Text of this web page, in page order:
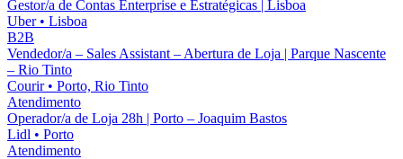
Gestor/a de Contas Enterprise e Estratégicas | Lisboa
Uber • Lisboa
B2B
Vendedor/a – Sales Assistant – Abertura de Loja | Parque Nascente
– Rio Tinto
Courir • Porto, Rio Tinto
Atendimento
Operador/a de Loja 28h | Porto – Joaquim Bastos
Lidl • Porto
Atendimento